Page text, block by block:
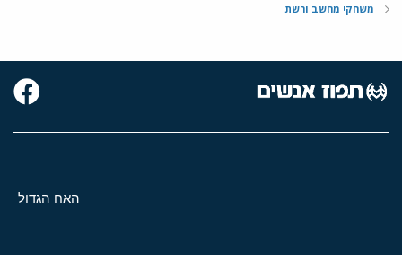
משחקי מחשב ורשת
האח הגדול